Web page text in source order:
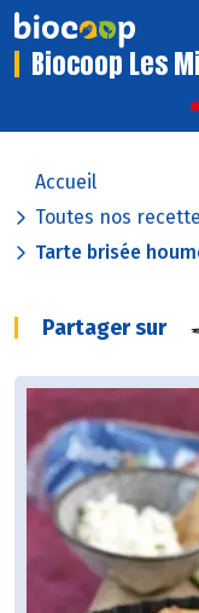
Biocoop Les
Accueil
Toutes nos
Tarte brisée
Partager sur